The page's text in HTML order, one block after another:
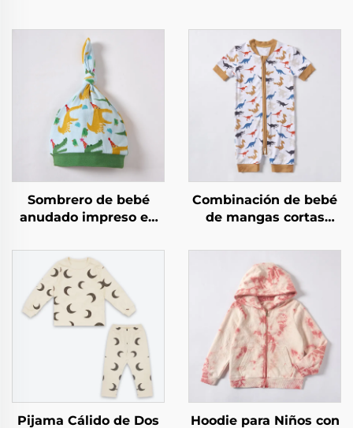
Sombrero de bebé
anudado impreso en
Combinación de bebé
de mangas cortas
Pijama Cálido de Dos
Hoodie para Niños con